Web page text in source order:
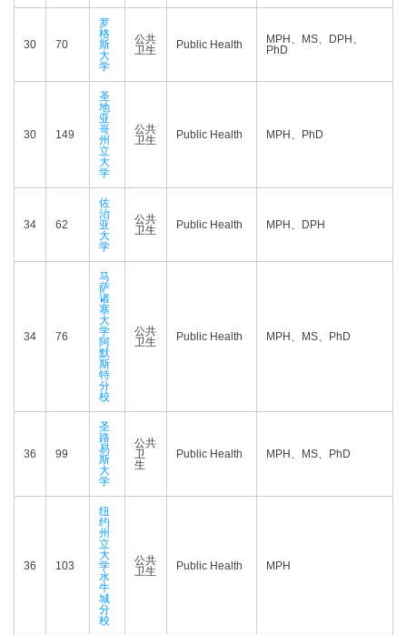
30 70
罗
格
斯
大
学
公共
卫生
Public Health
MPH、MS、DPH、
PhD
30 149
圣
地
亚
哥
州
立
大
学
公共
卫生
Public Health MPH、PhD
34 62
佐
治
亚
大
学
公共
卫生
Public Health MPH、DPH
34 76
马
萨
诸
塞
大
学
阿
默
斯
特
分
校
公共
卫生
Public Health MPH、MS、PhD
36 99
圣
路
易
斯
大
学
公共
卫
生
Public Health MPH、MS、PhD
36 103
纽
约
州
立
大
学
水
牛
城
分
校
公共
卫生
Public Health MPH